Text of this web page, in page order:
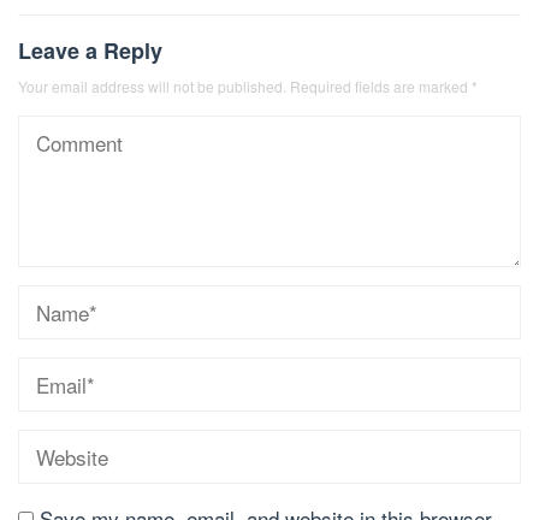
Leave a Reply
Your email address will not be published. Required fields are marked *